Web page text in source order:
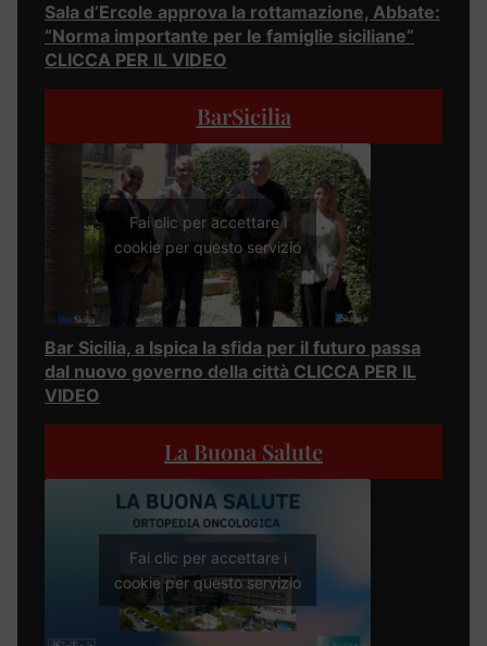
Sala d’Ercole approva la rottamazione, Abbate:
“Norma importante per le famiglie siciliane”
CLICCA PER IL VIDEO
BarSicilia
Fai clic per accettare i
cookie per questo servizio
Bar Sicilia, a Ispica la sfida per il futuro passa
dal nuovo governo della città CLICCA PER IL
VIDEO
La Buona Salute
Fai clic per accettare i
cookie per questo servizio